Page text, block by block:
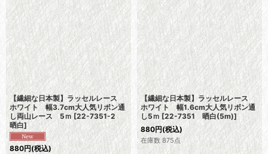
【繊細な日本製】ラッセルレース
ホワイト 幅3.7cm大人気リボン通
し両山レース 5ｍ [22-7351-2
晒白]
880円(税込)
【繊細な日本製】ラッセルレース
ホワイト 幅1.6cm大人気リボン通
し5ｍ [22-7351 晒白(5m)]
880円(税込)
在庫数 875点